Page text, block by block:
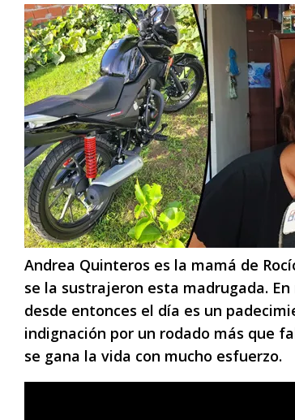
Andrea Quinteros es la mamá de
se la sustrajeron esta madrugada.
desde entonces el día es un
indignación por un rodado más que
se gana la vida con mucho esfuerzo.